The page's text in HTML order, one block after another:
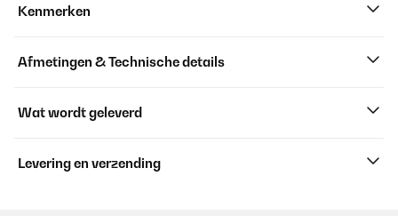
Kenmerken
Afmetingen & Technische details
Wat wordt geleverd
Levering en verzending